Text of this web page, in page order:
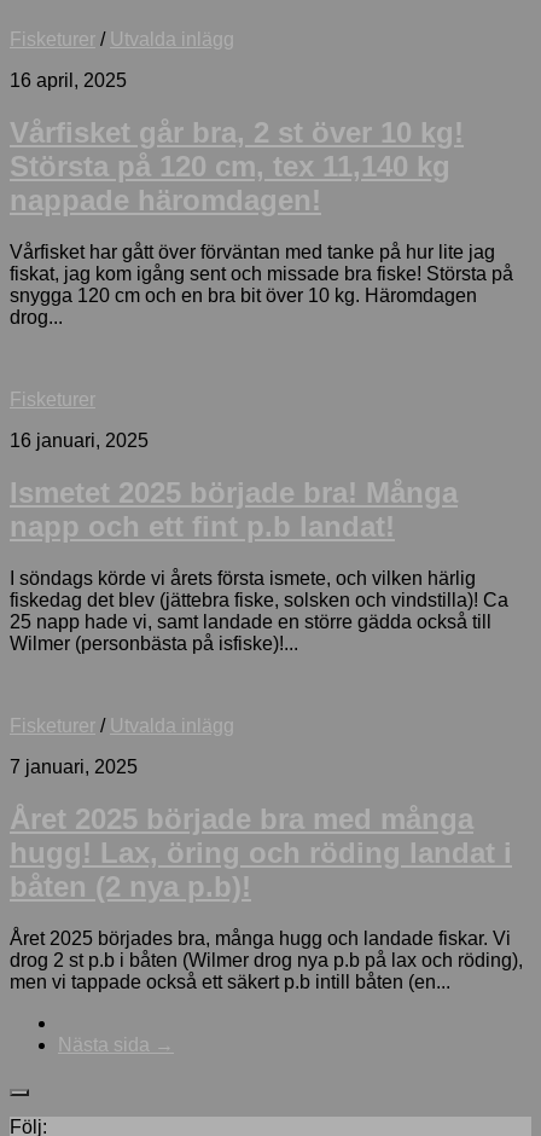
Fisketurer / Utvalda inlägg
16 april, 2025
Vårfisket går bra, 2 st över 10 kg!
Största på 120 cm, tex 11,140 kg
nappade häromdagen!
Vårfisket har gått över förväntan med tanke på hur lite jag
fiskat, jag kom igång sent och missade bra fiske! Största på
snygga 120 cm och en bra bit över 10 kg. Häromdagen
drog...
Fisketurer
16 januari, 2025
Ismetet 2025 började bra! Många
napp och ett fint p.b landat!
I söndags körde vi årets första ismete, och vilken härlig
fiskedag det blev (jättebra fiske, solsken och vindstilla)! Ca
25 napp hade vi, samt landade en större gädda också till
Wilmer (personbästa på isfiske)!...
Fisketurer / Utvalda inlägg
7 januari, 2025
Året 2025 började bra med många
hugg! Lax, öring och röding landat i
båten (2 nya p.b)!
Året 2025 börjades bra, många hugg och landade fiskar. Vi
drog 2 st p.b i båten (Wilmer drog nya p.b på lax och röding),
men vi tappade också ett säkert p.b intill båten (en...
Nästa sida →
Följ: